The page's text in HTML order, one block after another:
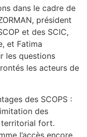
dans le cadre de
président
et des SCIC,
et Fatima
les questions
les acteurs de
des SCOPS :
des
territorial fort.
l’accès encore